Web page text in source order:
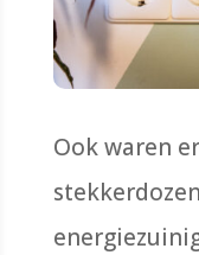
Ook waren